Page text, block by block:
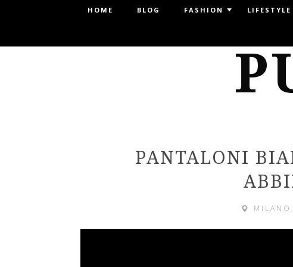
HOME BLOG FASHION LIFESTYLE
PANTALONI
MILANO